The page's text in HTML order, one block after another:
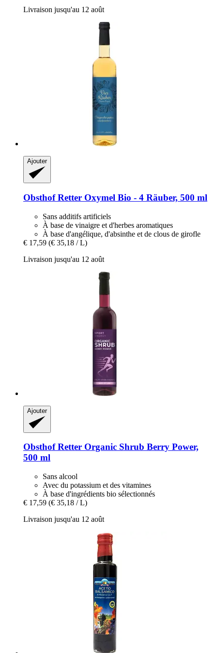
Livraison jusqu'au 12 août
Ajouter
Obsthof Retter Oxymel Bio -​ 4 Räuber, 500 ml
Sans additifs artificiels
À base de vinaigre et d'herbes aromatiques
À base d'angélique, d'absinthe et de clous de girofle
€ 17,59 (€ 35,18 / L)
Livraison jusqu'au 12 août
Ajouter
Obsthof Retter Organic Shrub Berry Power,
500 ml
Sans alcool
Avec du potassium et des vitamines
À base d'ingrédients bio sélectionnés
€ 17,59 (€ 35,18 / L)
Livraison jusqu'au 12 août